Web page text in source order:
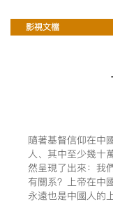
影視文檔
隨著基督信仰在中
人、其中至少幾十
然呈現了出來：我
有關系？上帝在中
永遠也是中國人的